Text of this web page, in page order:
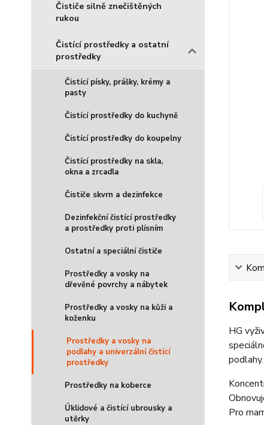
Čističe silně znečištěných
rukou
Čistící prostředky a ostatní
prostředky
Čistící písky, prášky, krémy a
pasty
Čistící prostředky do kuchyně
Čistící prostředky do koupelny
Čistící prostředky na skla,
okna a zrcadla
Čističe skvrn a dezinfekce
Dezinfekční čistící prostředky
a prostředky proti plísním
Ostatní a speciální čističe
Prostředky a vosky na
dřevěné povrchy a nábytek
Prostředky a vosky na kůži a
koženku
Prostředky a vosky na
podlahy a univerzální čistící
prostředky
Prostředky na koberce
Úklidové a čistící ubrousky a
utěrky
HG
podlahy.
Pro